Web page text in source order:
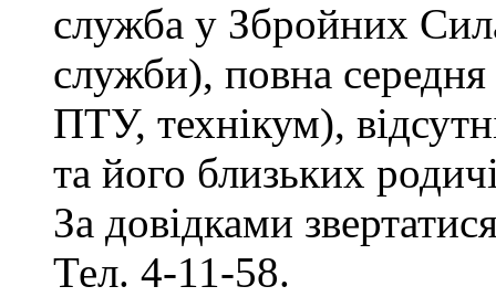
служба у Збройних
служби), повна середня
ПТУ, технікум),
та його близьких
За довідками
Тел. 4-11-58.